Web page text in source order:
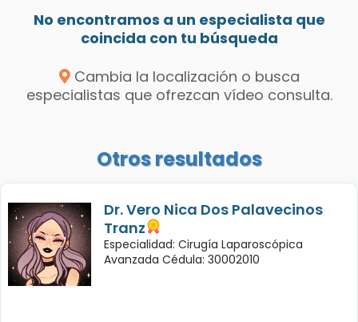
No encontramos a un especialista que
coincida con tu búsqueda
Cambia la localización o busca
especialistas que ofrezcan vídeo consulta.
Otros resultados
Dr. Vero Nica Dos Palavecinos
Tranz
Especialidad: Cirugía Laparoscópica
Avanzada Cédula: 30002010